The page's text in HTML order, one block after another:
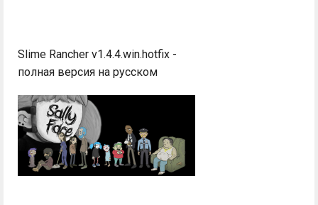
Slime Rancher v1.4.4.win.hotfix -
полная версия на русском